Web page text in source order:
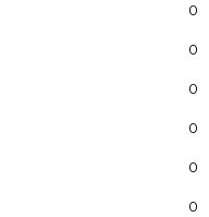
0
0
0
0
0
0